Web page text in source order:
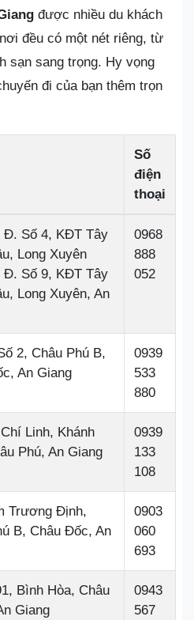
được nhiều du khách
đều có một nét riêng, từ
sạn sang trọng. Hy vọng
đi của bạn thêm trọn
Số
điện
thoại
Đ. Số 4, KĐT Tây
Long Xuyên
Đ. Số 9, KĐT Tây
Long Xuyên, An
0968
888
052
2, Châu Phú B,
An Giang
0939
533
880
Linh, Khánh
Phú, An Giang
0939
133
108
Trương Định,
B, Châu Đốc, An
0903
060
693
Bình Hòa, Châu
Giang
0943
567